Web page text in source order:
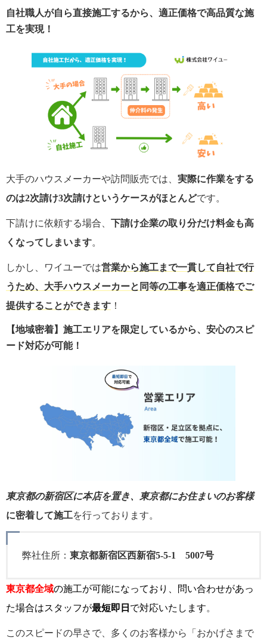
自社職人が自ら直接施工するから、適正価格で高品質な施
工を実現！
大手のハウスメーカーや訪問販売では、 実際に作業をする
のは2次請け3次請けというケースがほとんどです。
下請けに依頼する場合、 下請け企業の取り分だけ料金も高
くなってしまいます。
しかし、ワイユーでは営業から施工まで一貫して自社で行
うため、大手ハウスメーカーと同等の工事を適正価格でご
提供することができます ！
【地域密着】施工エリアを限定しているから、安心のスピ
ード対応が可能！
東京都の新宿区に本店を置き、東京都にお住まいのお客様
に密着して施工を行っております。
弊社住所： 東京都新宿区西新宿5-5-1 5007号
東京都全域の施工が可能になっており、問い合わせがあっ
た場合はスタッフが最短即日 で対応いたします。
このスピードの早さで、多くのお客様から「おかげさまで